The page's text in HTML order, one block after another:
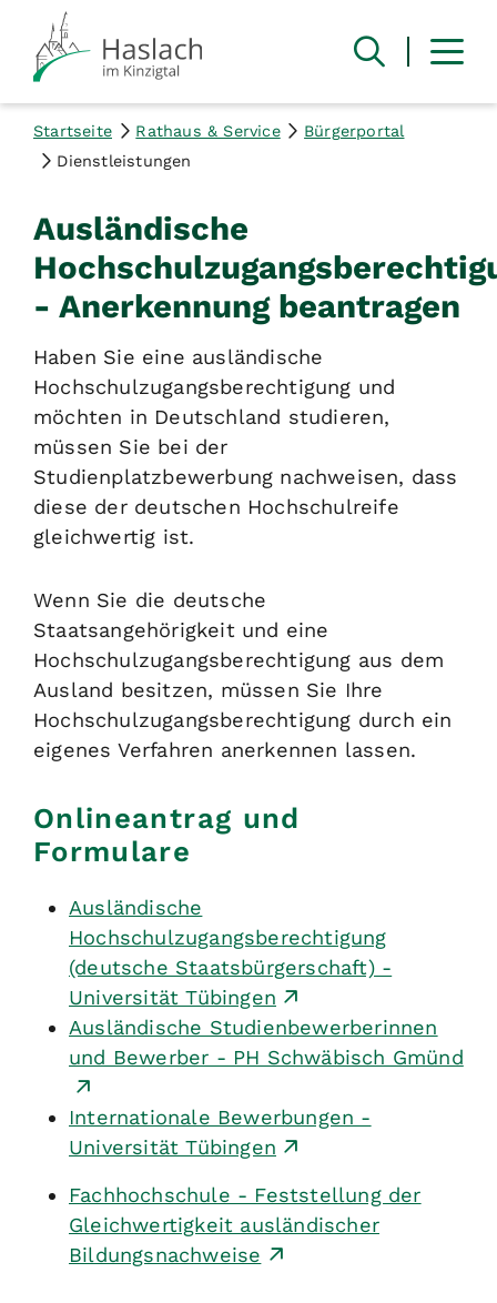
Startseite Rathaus & Service
Bürgerportal
Dienstleistungen
Ausländische
- Anerkennung beantragen
Haben Sie eine ausländische
Hochschulzugangsberechtigung und
möchten in Deutschland studieren,
müssen Sie bei der
Studienplatzbewerbung nachweisen, dass
diese der deutschen Hochschulreife
gleichwertig ist.
Wenn Sie die deutsche
Staatsangehörigkeit und eine
Hochschulzugangsberechtigung aus dem
Ausland besitzen, müssen Sie Ihre
Hochschulzugangsberechtigung durch ein
eigenes Verfahren anerkennen lassen.
Onlineantrag und
Formulare
Ausländische
Hochschulzugangsberechtigung
(deutsche Staatsbürgerschaft) -
Universität Tübingen
Ausländische Studienbewerberinnen
und Bewerber - PH Schwäbisch Gmünd
Internationale Bewerbungen -
Universität Tübingen
Fachhochschule - Feststellung der
Gleichwertigkeit ausländischer
Bildungsnachweise